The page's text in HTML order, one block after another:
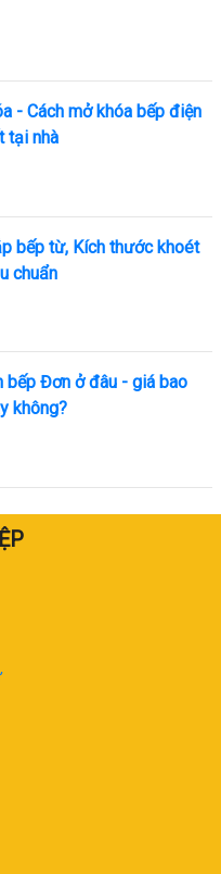
- Cách mở khóa bếp điện
tại nhà
bếp từ, Kích thước khoét
chuẩn
bếp Đơn ở đâu - giá bao
không?